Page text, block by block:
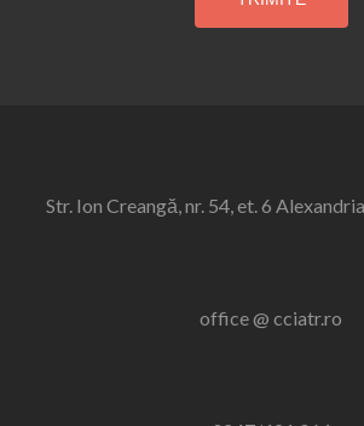
Str. Ion Creangă, nr. 54, et. 6
office @ cciatr.ro